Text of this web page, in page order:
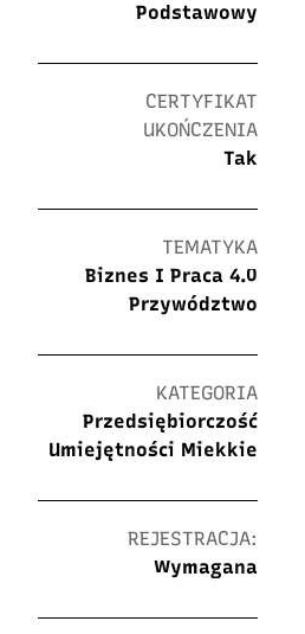
Podstawowy
CERTYFIKAT
UKOŃCZENIA
Tak
TEMATYKA
Biznes I Praca 4.0
Przywództwo
KATEGORIA
Przedsiębiorczość
Umiejętności Miekkie
REJESTRACJA:
Wymagana